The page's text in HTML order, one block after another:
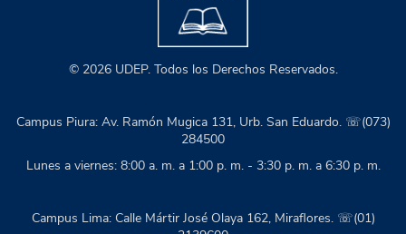
© 2026 UDEP. Todos los Derechos Reservados.
Campus Piura: Av. Ramón Mugica 131, Urb. San Eduardo. ☏(073)
284500
Lunes a viernes: 8:00 a. m. a 1:00 p. m. - 3:30 p. m. a 6:30 p. m.
Campus Lima: Calle Mártir José Olaya 162, Miraflores. ☏(01)